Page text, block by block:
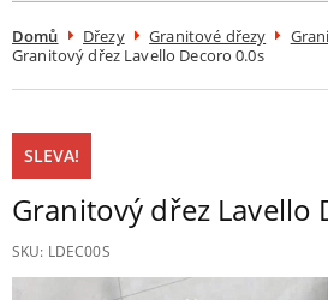
Domů Dřezy Granitové dřezy
Granitový dřez Lavello Decoro 0.0s
Granitový dřez Lavello
SLEVA!
SKU: LDEC00S